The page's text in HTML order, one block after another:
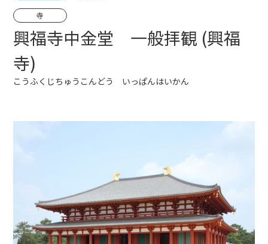
寺
興福寺中金堂 一般拝観 (興福
寺)
こうふくじちゅうこんどう いっぱんはいかん